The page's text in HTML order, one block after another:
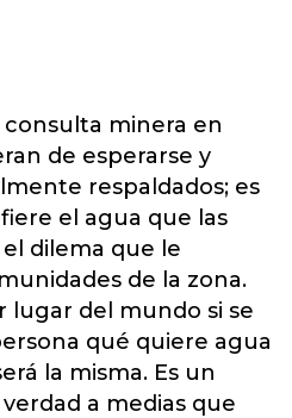
consulta minera en
de esperarse y
respaldados; es
el agua que las
dilema que le
de la zona.
lugar del mundo si se
qué quiere agua
la misma. Es un
a medias que